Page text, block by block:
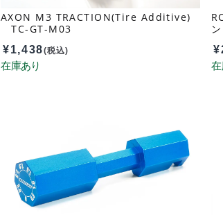
AXON M3 TRACTION(Tire Additive)
TC-GT-M03
¥1,438(税込) ¥